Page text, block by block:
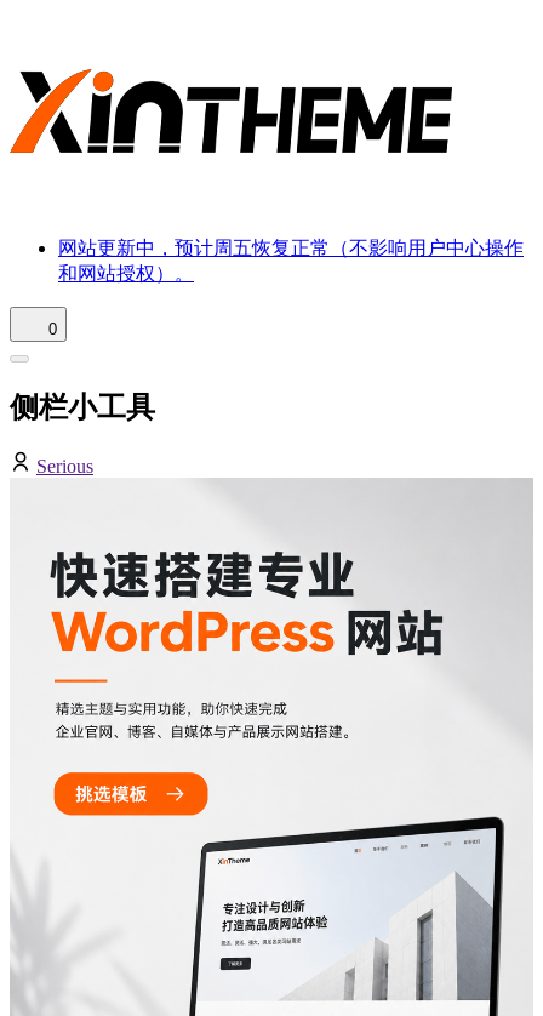
网站更新中，预计周五恢复正常（不影响用户中心操作
和网站授权）。
0
侧栏小工具
Serious